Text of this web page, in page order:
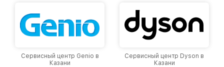
Сервисный центр Genio в
Казани
Сервисный центр Dyson в
Казани